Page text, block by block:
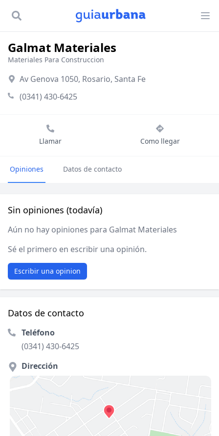
Galmat Materiales
Materiales Para Construccion
Av Genova 1050, Rosario, Santa Fe
(0341) 430-6425
Llamar Como llegar
Opiniones Datos de contacto
Sin opiniones (todavía)
Aún no hay opiniones para Galmat Materiales
Sé el primero en escribir una opinión.
Escribir una opinion
Datos de contacto
Teléfono
(0341) 430-6425
Dirección